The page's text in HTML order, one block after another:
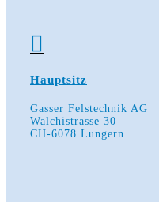

Hauptsitz
Gasser Felstechnik AG
Walchistrasse 30
CH-6078 Lungern